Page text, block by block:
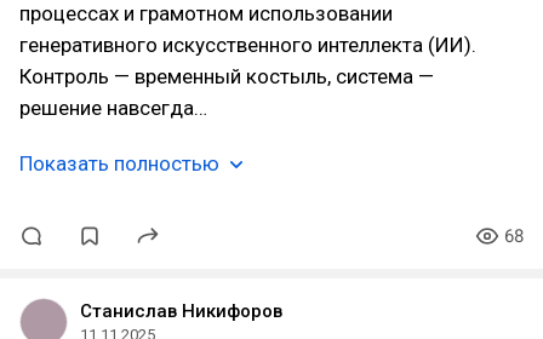
процессах и грамотном использовании
генеративного искусственного интеллекта (ИИ).
Контроль — временный костыль, система —
решение навсегда…
Показать полностью
68
Станислав Никифоров
11.11.2025